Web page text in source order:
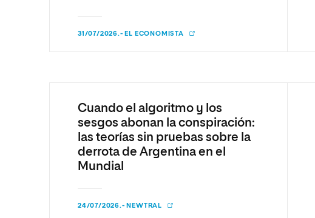
Música
Artes
Música
Normas de Organización y
31/07/2026.- EL ECONOMISTA
Cuando el algoritmo y los
sesgos abonan la conspiración:
las teorías sin pruebas sobre la
derrota de Argentina en el
Mundial
24/07/2026.- NEWTRAL